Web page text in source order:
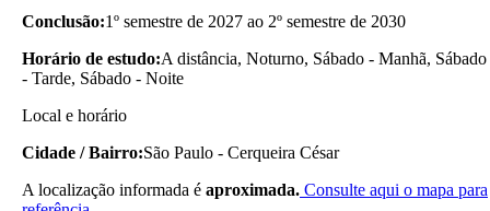
Conclusão:1º semestre de 2027 ao 2º semestre de 2030
Horário de estudo:A distância, Noturno, Sábado - Manhã, Sábado
- Tarde, Sábado - Noite
Local e horário
Cidade / Bairro:São Paulo - Cerqueira César
A localização informada é aproximada. Consulte aqui o mapa para